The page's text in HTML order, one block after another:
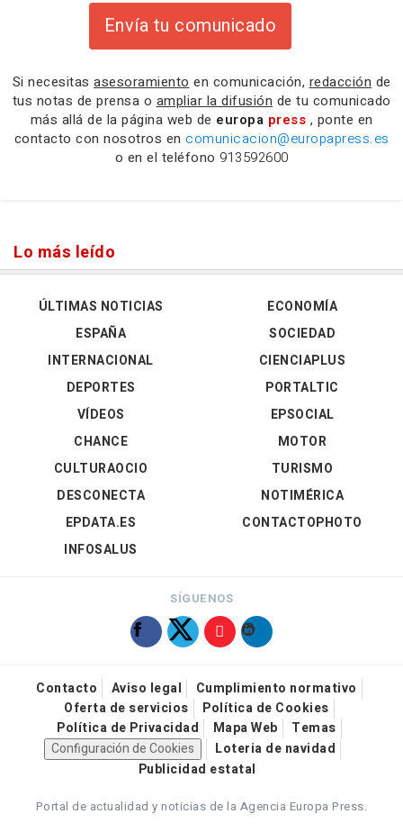
Envía tu comunicado
Si necesitas asesoramiento en comunicación, redacción de
tus notas de prensa o ampliar la difusión de tu comunicado
más allá de la página web de europa press , ponte en
contacto con nosotros en comunicacion@europapress.es
o en el teléfono 913592600
Lo más leído
ÚLTIMAS NOTICIAS
ESPAÑA
INTERNACIONAL
DEPORTES
VÍDEOS
ECONOMÍA
SOCIEDAD
CIENCIAPLUS
PORTALTIC
EPSOCIAL
CHANCE
CULTURAOCIO
DESCONECTA
EPDATA.ES
INFOSALUS
MOTOR
TURISMO
NOTIMÉRICA
CONTACTOPHOTO
SÍGUENOS
Contacto Aviso legal
Cumplimiento normativo
Oferta de servicios
Política de Cookies
Política de Privacidad
Mapa Web
Temas
Configuración de Cookies
Loteria de navidad
Publicidad estatal
Portal de actualidad y noticias de la Agencia Europa Press.